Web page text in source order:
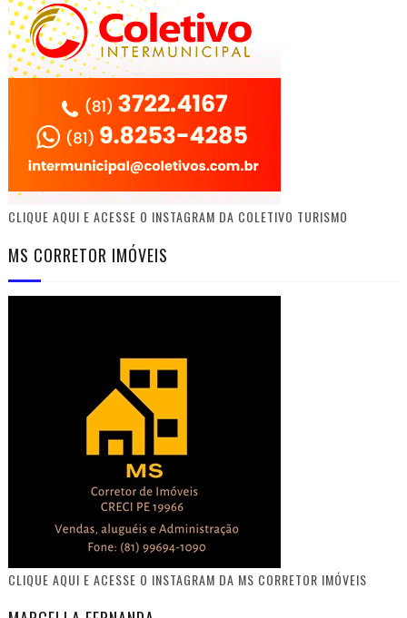
CLIQUE AQUI E ACESSE O INSTAGRAM DA COLETIVO TURISMO
MS CORRETOR IMÓVEIS
CLIQUE AQUI E ACESSE O INSTAGRAM DA MS CORRETOR IMÓVEIS